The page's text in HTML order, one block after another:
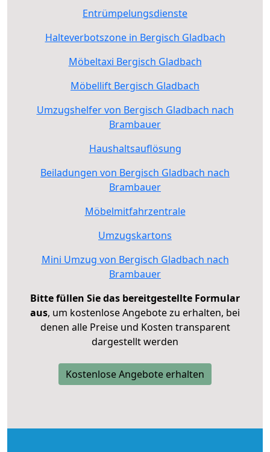
Entrümpelungsdienste
Halteverbotszone in Bergisch Gladbach
Möbeltaxi Bergisch Gladbach
Möbellift Bergisch Gladbach
Umzugshelfer von Bergisch Gladbach nach
Brambauer
Haushaltsauflösung
Beiladungen von Bergisch Gladbach nach
Brambauer
Möbelmitfahrzentrale
Umzugskartons
Mini Umzug von Bergisch Gladbach nach
Brambauer
Bitte füllen Sie das bereitgestellte Formular
aus, um kostenlose Angebote zu erhalten, bei
denen alle Preise und Kosten transparent
dargestellt werden
Kostenlose Angebote erhalten